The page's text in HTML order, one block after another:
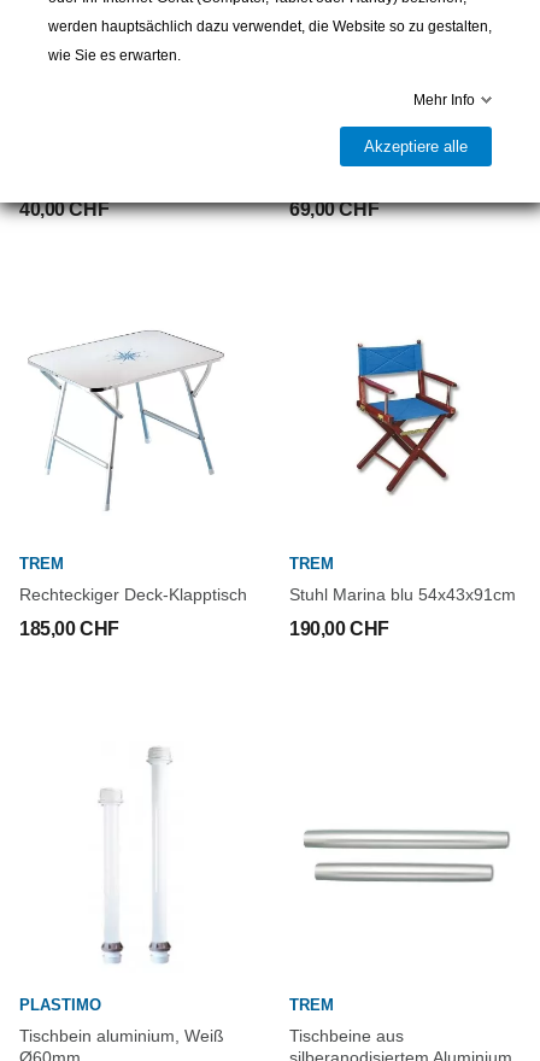
40,00 CHF
Professioneller Maststuhl von
69,00 CHF
TREM
Rechteckiger Deck-Klapptisch
185,00 CHF
TREM
Stuhl Marina blu 54x43x91cm
190,00 CHF
PLASTIMO
Tischbein aluminium, Weiß
TREM
Tischbeine aus
werden hauptsächlich dazu verwendet, die Website so zu gestalten,
wie Sie es erwarten.
Mehr Info
Akzeptiere alle